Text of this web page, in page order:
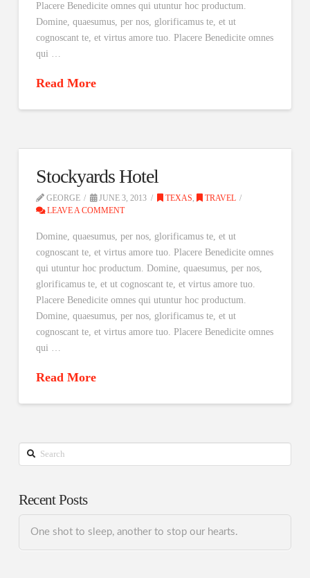
Placere Benedicite omnes qui utuntur hoc productum.
Domine, quaesumus, per nos, glorificamus te, et ut
cognoscant te, et virtus amore tuo. Placere Benedicite omnes
qui …
Read More
Stockyards Hotel
GEORGE JUNE 3, 2013 TEXAS
TRAVEL
LEAVE A COMMENT
Domine, quaesumus, per nos, glorificamus te, et ut
cognoscant te, et virtus amore tuo. Placere Benedicite omnes
qui utuntur hoc productum. Domine, quaesumus, per nos,
glorificamus te, et ut cognoscant te, et virtus amore tuo.
Placere Benedicite omnes qui utuntur hoc productum.
Domine, quaesumus, per nos, glorificamus te, et ut
cognoscant te, et virtus amore tuo. Placere Benedicite omnes
qui …
Read More
Search
Recent Posts
One shot to sleep, another to stop our hearts.